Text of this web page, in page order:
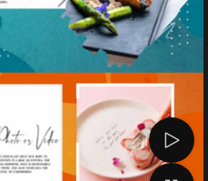
تماشای ویدئو